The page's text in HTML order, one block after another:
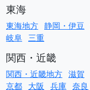
東海
東海地方 静岡・伊豆
岐阜 三重
関西・近畿
関西・近畿地方 滋賀
京都 大阪 兵庫 奈良